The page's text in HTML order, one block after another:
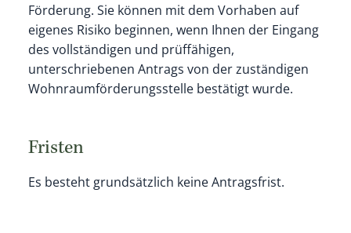
Förderung. Sie können mit dem Vorhaben auf
eigenes Risiko beginnen, wenn Ihnen der Eingang
des vollständigen und prüffähigen,
unterschriebenen Antrags von der zuständigen
Wohnraumförderungsstelle bestätigt wurde.
Fristen
Es besteht grundsätzlich keine Antragsfrist.